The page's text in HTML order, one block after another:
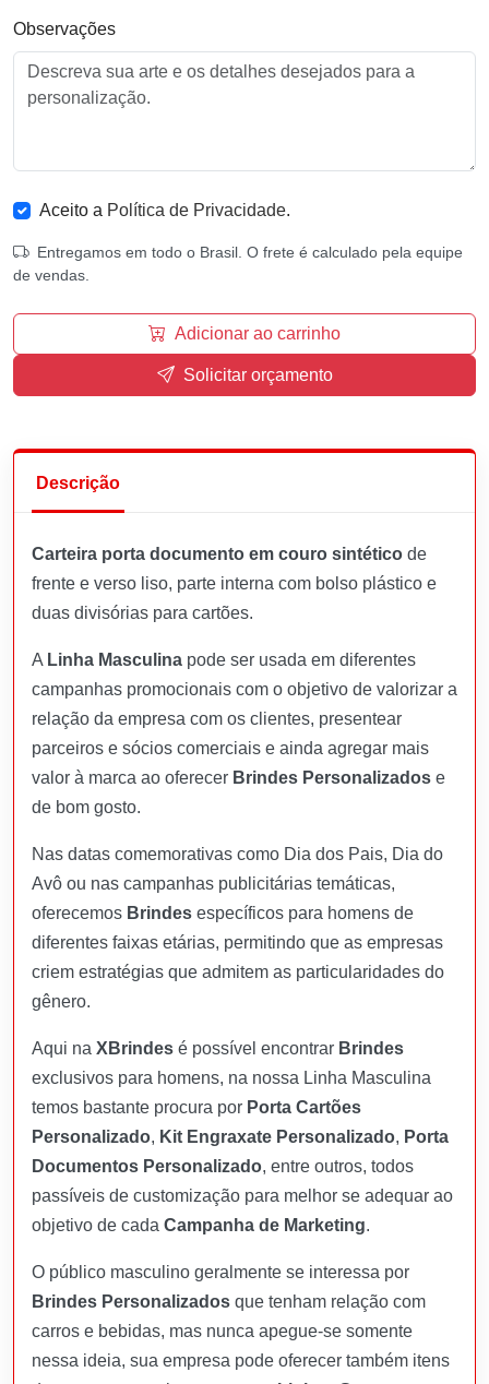
Observações
Aceito a Política de Privacidade.
Entregamos em todo o Brasil. O frete é calculado pela equipe
de vendas.
Adicionar ao carrinho
Solicitar orçamento
Descrição
Carteira porta documento em couro sintético de
frente e verso liso, parte interna com bolso plástico e
duas divisórias para cartões.
A Linha Masculina pode ser usada em diferentes
campanhas promocionais com o objetivo de valorizar a
relação da empresa com os clientes, presentear
parceiros e sócios comerciais e ainda agregar mais
valor à marca ao oferecer Brindes Personalizados e
de bom gosto.
Nas datas comemorativas como Dia dos Pais, Dia do
Avô ou nas campanhas publicitárias temáticas,
oferecemos Brindes específicos para homens de
diferentes faixas etárias, permitindo que as empresas
criem estratégias que admitem as particularidades do
gênero.
Aqui na XBrindes é possível encontrar Brindes
exclusivos para homens, na nossa Linha Masculina
temos bastante procura por Porta Cartões
Personalizado, Kit Engraxate Personalizado, Porta
Documentos Personalizado, entre outros, todos
passíveis de customização para melhor se adequar ao
objetivo de cada Campanha de Marketing.
O público masculino geralmente se interessa por
Brindes Personalizados que tenham relação com
carros e bebidas, mas nunca apegue-se somente
nessa ideia, sua empresa pode oferecer também itens